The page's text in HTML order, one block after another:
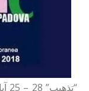
“تذهیب” 28 – 25 آبان ماه 1397 در بیست و نهمین